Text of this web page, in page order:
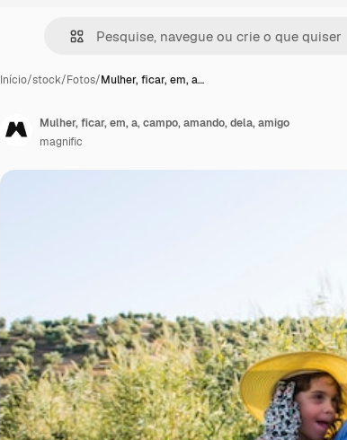
Início/stock/Fotos/Mulher, ficar, em, a…
Mulher, ficar, em, a, campo, amando, dela, amigo
magnific